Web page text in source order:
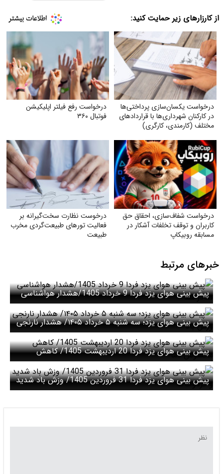
از کارزارهای زیر حمایت کنید:
درخواست یکسان‌سازی پرداختی‌ها
در کارکنان شهرداری‌ها با قراردادهای
مختلف (کارمندی، کارگری)
درخواست رفع فیلتر اپلیکیشن
فوتبال ۳۶۰
درخواست شفاف‌سازی، احقاق حق
کاربران و توقف تخلفات آشکار در
مسابقه روبیکاپ
درخوست نظارت سخت‌گیرانه بر
فعالیت تورهای طبیعت‌گردی مخرب
طبیعت
خبرهای مرتبط
پیش بینی هوای یزد فردا 9 خرداد 1405/هشدار هواشناسی
صادر شد
پیش بینی هوای یزد؛ سه شنبه ۵ خرداد ۱۴۰۵/ هشدار نارنجی
وزش باد
پیش بینی هوای یزد فردا 20 اردیبهشت 1405/ کاهش
محسوس دما
پیش بینی هوای یزد فردا 31 فروردین 1405/ وزش باد شدید
و گردوخاک